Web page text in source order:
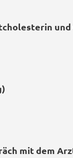
und
mit dem